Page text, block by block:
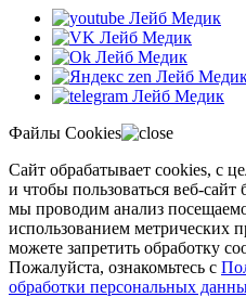
Файлы Cookies
Сайт обрабатывает cookies, с
и чтобы пользоваться веб-
мы проводим анализ
использованием
можете запретить обработку
Пожалуйста, ознакомьтесь с
обработки персональных